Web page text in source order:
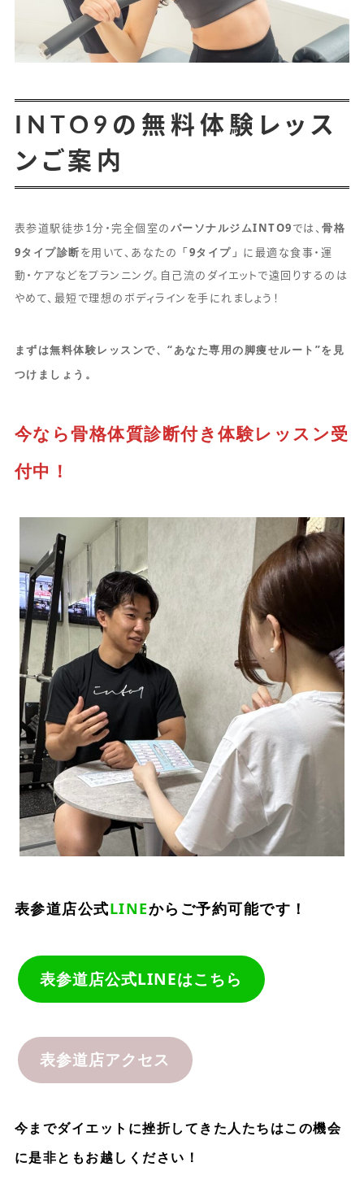
INTO9の無料体験レッス
ンご案内
表参道駅徒歩1分・完全個室の パーソナルジムINTO9 では、骨格
9タイプ診断 を用いて、あなたの 「9タイプ」 に最適な食事・運
動・ケアなどをプランニング。自己流のダイエットで遠回りするのは
やめて、最短で理想のボディラインを手にれましょう！
まずは無料体験レッスンで、“あなた専用の脚痩せルート”を見
つけましょう。
今なら骨格体質診断付き体験レッスン受
付中！
表参道店公式LINEからご予約可能です！
表参道店公式LINEはこちら
表参道店アクセス
今までダイエットに挫折してきた人たちはこの機会
に是非ともお越しください！